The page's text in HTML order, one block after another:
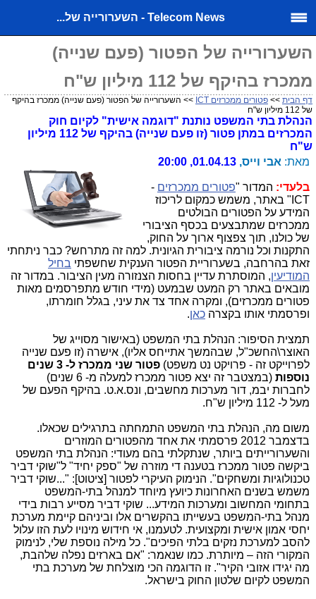
Telecom News - השערורייה של...
השערורייה של הפטור (פעם שנייה)
ממכרז בהיקף של 112 מיליון ש"ח
דף הבית >> פטורים ממכרזים ICT
>> השערורייה של הפטור (פעם שנייה) ממכרז בהיקף
של 112 מיליון ש"ח
הנהלת בתי המשפט נותנת "דוגמה אישית" לקיום חוק
המכרזים במתן פטור (זו פעם שנייה) בהיקף של 112 מיליון
ש"ח
מאת: אבי וייס, 01.04.13, 20:00
בלעדי: המדור "פטורים ממכרזים -
ICT" באתר, משמש כמקום לריכוז
המידע על הפטורים הבולטים
ממכרזים שמתבצעים בכסף הציבורי
של כולנו, תוך צפצוף ארוך על החוק,
התקנות וכל נורמה ציבורית הגיונית. למה זה מתרחש? כבר ניתחתי
זאת בהרחבה, בשערוריית הפטור הענקית שחשפתי בחיל
המודיעין, המוסתרת עדיין בחסות הצנזורה מעין הציבור. במדור זה
מובאים באתר רק המעט שבמעט (מידי חודש מתפרסמים מאות
פטורים ממכרזים), ומקרה אחד צד את עיני, בגלל חומרתו,
ופרסמתי אותו בקצרה כאן.
תמצית הסיפור: הנהלת בתי המשפט (באישור מסוייג של
האוצר\החשכ"ל, שבהמשך אתייחס אליו), אישרה (זו פעם שנייה
לפרוייקט זה - פרויקט נט משפט) פטור שני ממכרז
ל- 3 שנים
נוספות
(במצטבר זה יצא פטור ממכרז למעלה מ- 6 שנים)
לחברות יבמ, דור מערכות מחשבים, ונס.א.ט. בהיקף הפעם של
מעל ל- 112 מיליון ש"ח.
משום מה, הנהלת בתי המשפט התמחתה בתרגילים שכאלו.
בדצמבר 2012 פרסמתי את אחד מהפטורים המוזרים
והשערורייתים ביותר, שנתקלתי בהם מעודי: הנהלת בתי המשפט
ביקשה פטור ממכרז בטענה די מוזרה של "ספק יחיד" ל"שוקי דביר
טכנולוגיות ומשחקים". הנימוק העיקרי לפטור [ציטוט]: "...שוקי דביר
משמש בשנים האחרונות כיועץ מיוחד למנהל בתי-המשפט
בתחומי המחשוב ומערכות המידע... שוקי דביר מסייע רבות בידי
מנהל בתי-המשפט בעשייתו בהקשרים אלו וביניהם קיימת מערכת
יחסי אמון אישית ומקצועית. לטעמנו, אי חידוש מינויו לעת הזו עלול
להסב למערכת נזקים בלתי הפיכים". כל מילה נוספת שלי, לנימוק
המקורי הזה – מיותרת. כמו שנאמר: "אם בארזים נפלה שלהבת,
מה יגידו אזובי הקיר". זו הדוגמה הכי מוצלחת של מערכת בתי
המשפט לקיום שלטון החוק בישראל.